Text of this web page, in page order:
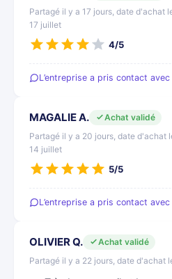
Partagé il y a 17 jours, date d'achat
17 juillet
4/5
L’entreprise a pris contact
MAGALIE A.
Achat validé
Partagé il y a 20 jours, date d'achat
14 juillet
5/5
L’entreprise a pris contact
OLIVIER Q.
Achat validé
Partagé il y a 22 jours, date d'achat